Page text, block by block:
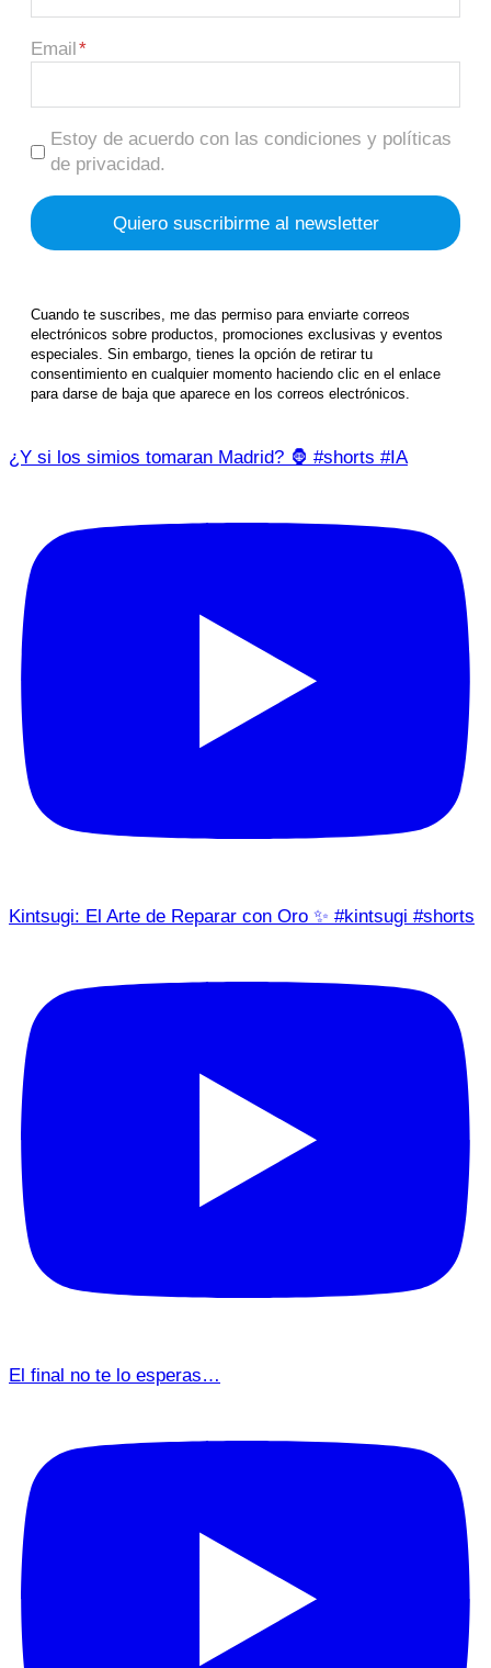
Email
Estoy de acuerdo con las condiciones y políticas
de privacidad.
Cuando te suscribes, me das permiso para enviarte correos
electrónicos sobre productos, promociones exclusivas y eventos
especiales. Sin embargo, tienes la opción de retirar tu
consentimiento en cualquier momento haciendo clic en el enlace
para darse de baja que aparece en los correos electrónicos.
¿Y si los simios tomaran Madrid? 🦍 #shorts #IA
Kintsugi: El Arte de Reparar con Oro ✨ #kintsugi #shorts
El final no te lo esperas…